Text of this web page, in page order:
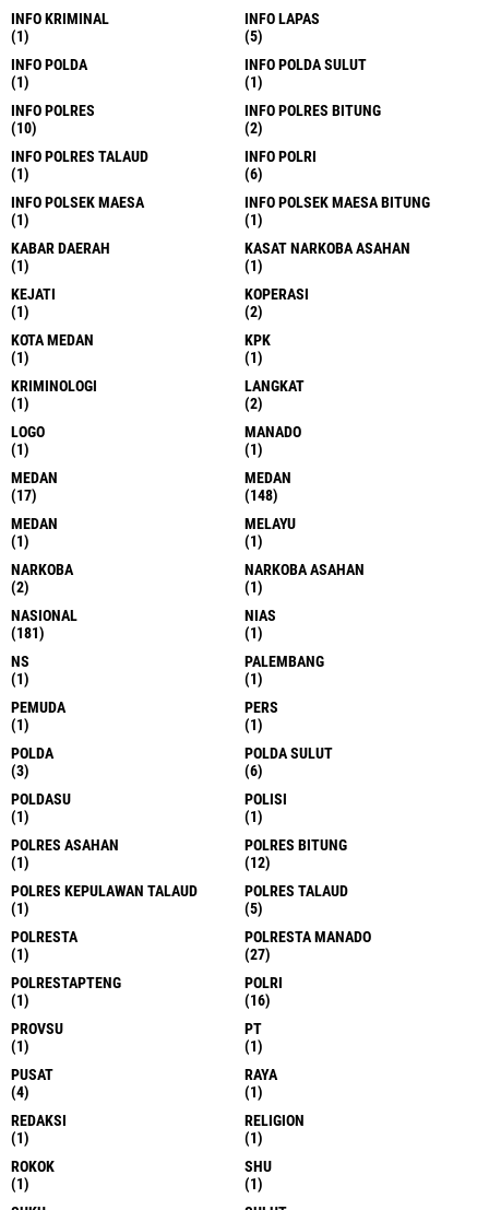
INFO KRIMINAL
(1)
INFO LAPAS
(5)
INFO POLDA
(1)
INFO POLDA SULUT
(1)
INFO POLRES
(10)
INFO POLRES BITUNG
(2)
INFO POLRES TALAUD
(1)
INFO POLRI
(6)
INFO POLSEK MAESA
(1)
INFO POLSEK MAESA BITUNG
(1)
KABAR DAERAH
(1)
KASAT NARKOBA ASAHAN
(1)
KEJATI
(1)
KOPERASI
(2)
KOTA MEDAN
(1)
KPK
(1)
KRIMINOLOGI
(1)
LANGKAT
(2)
LOGO
(1)
MANADO
(1)
MEDAN
(17)
MEDAN
(148)
MEDAN
(1)
MELAYU
(1)
NARKOBA
(2)
NARKOBA ASAHAN
(1)
NASIONAL
(181)
NIAS
(1)
NS
(1)
PALEMBANG
(1)
PEMUDA
(1)
PERS
(1)
POLDA
(3)
POLDA SULUT
(6)
POLDASU
(1)
POLISI
(1)
POLRES ASAHAN
(1)
POLRES BITUNG
(12)
POLRES KEPULAWAN TALAUD
(1)
POLRES TALAUD
(5)
POLRESTA
(1)
POLRESTA MANADO
(27)
POLRESTAPTENG
(1)
POLRI
(16)
PROVSU
(1)
PT
(1)
PUSAT
(4)
RAYA
(1)
REDAKSI
(1)
RELIGION
(1)
ROKOK
(1)
SHU
(1)